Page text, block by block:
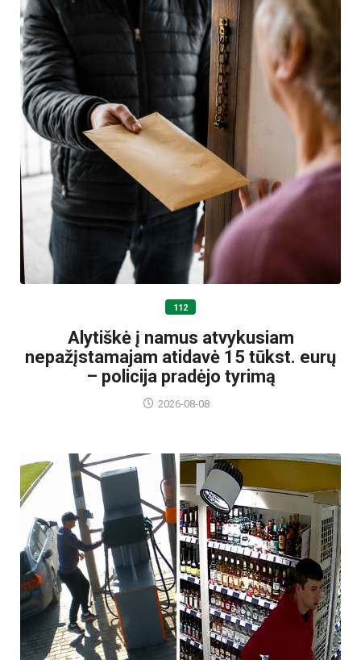
112
Alytiškė į namus atvykusiam
nepažįstamajam atidavė 15 tūkst. eurų
– policija pradėjo tyrimą
2026-08-08